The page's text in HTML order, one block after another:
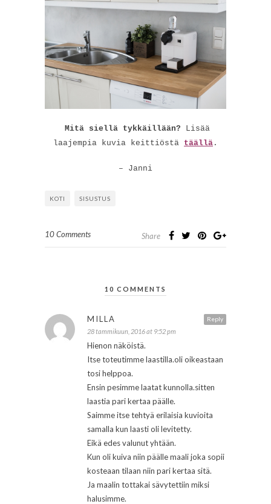
Mitä siellä tykkäillään? Lisää
laajempia kuvia keittiöstä täällä .
– Janni
KOTI SISUSTUS
10 Comments Share
10 COMMENTS
Reply
MILLA
28 tammikuun, 2016 at 9:52 pm
Hienon näköistä.
Itse toteutimme laastilla.oli oikeastaan
tosi helppoa.
Ensin pesimme laatat kunnolla.sitten
laastia pari kertaa päälle.
Saimme itse tehtyä erilaisia kuvioita
samalla kun laasti oli levitetty.
Eikä edes valunut yhtään.
Kun oli kuiva niin päälle maali joka sopii
kosteaan tilaan niin pari kertaa sitä.
Ja maalin tottakai sävytettiin miksi
halusimme.